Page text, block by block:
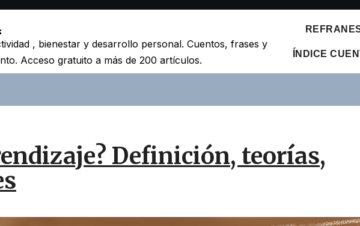
, bienestar y desarrollo personal. Cuentos, frases y
Acceso gratuito a más de 200 artículos.
ÍNDICE
Definición, teorías,